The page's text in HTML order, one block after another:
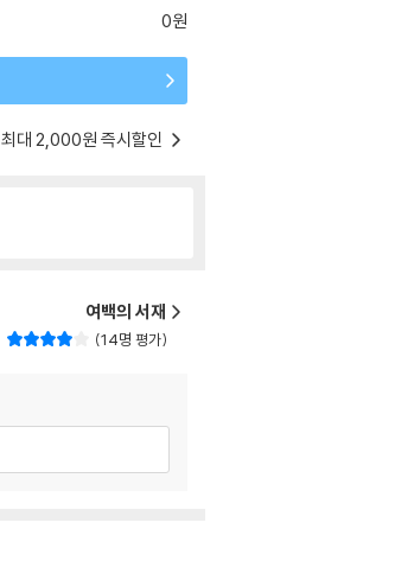
0원
최대 2,000원 즉시할인
여백의 서재
14명 평가